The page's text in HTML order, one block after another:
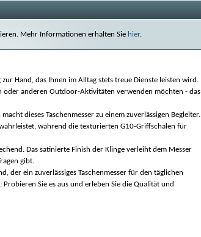
Mehr Informationen erhalten Sie hier.
Hand, das Ihnen im Alltag stets treue Dienste leisten wird.
oder anderen Outdoor-Aktivitäten verwenden möchten - das
dieses Taschenmesser zu einem zuverlässigen Begleiter.
während die texturierten G10-Griffschalen für
Das satinierte Finish der Klinge verleiht dem Messer
gibt.
der ein zuverlässiges Taschenmesser für den täglichen
Sie es aus und erleben Sie die Qualität und